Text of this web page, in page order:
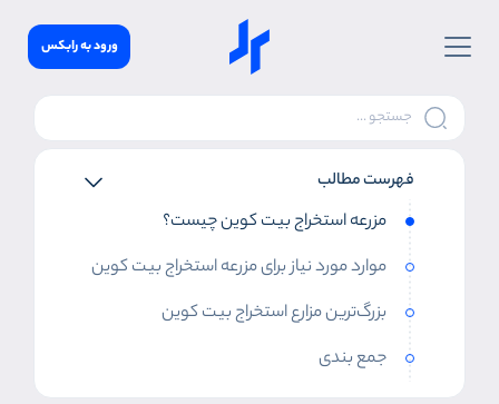
ورود به رابکس
فهرست مطالب
مزرعه استخراج بیت کوین چیست؟
موارد مورد نیاز برای مزرعه استخراج بیت کوین
بزرگ‌ترین مزارع استخراج بیت کوین
جمع بندی